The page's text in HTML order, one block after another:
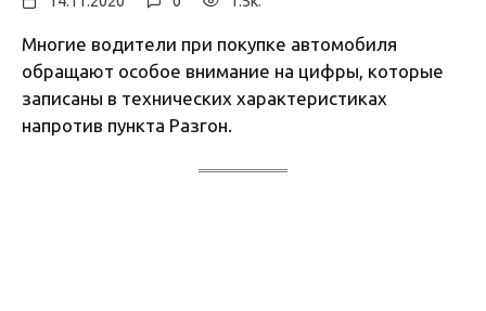
Многие водители при покупке автомобиля
обращают особое внимание на цифры, которые
записаны в технических характеристиках
напротив пункта Разгон.